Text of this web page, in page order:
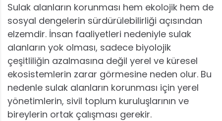
Sulak alanların korunması hem ekolojik hem de
sosyal dengelerin sürdürülebilirliği açısından
elzemdir. İnsan faaliyetleri nedeniyle sulak
alanların yok olması, sadece biyolojik
çeşitliliğin azalmasına değil yerel ve küresel
ekosistemlerin zarar görmesine neden olur. Bu
nedenle sulak alanların korunması için yerel
yönetimlerin, sivil toplum kuruluşlarının ve
bireylerin ortak çalışması gerekir.